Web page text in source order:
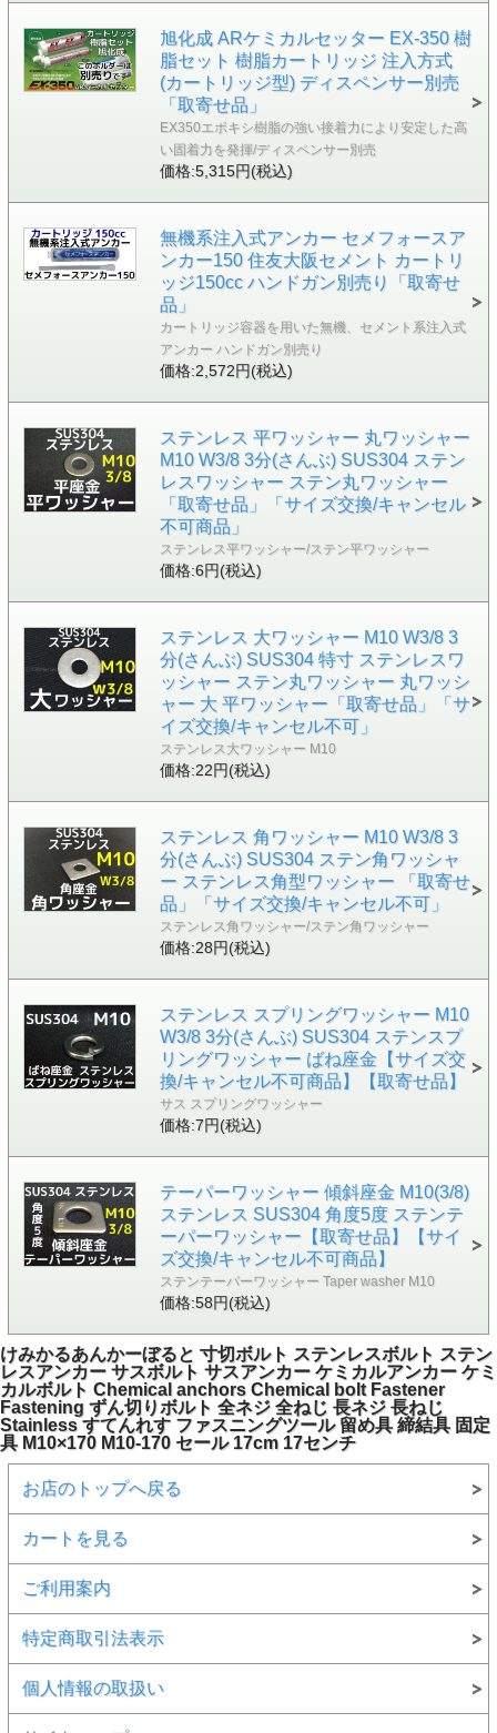
旭化成 ARケミカルセッター EX-350 樹
脂セット 樹脂カートリッジ 注入方式
(カートリッジ型) ディスペンサー別売
「取寄せ品」
EX350エポキシ樹脂の強い接着力により安定した高
い固着力を発揮/ディスペンサー別売
価格:5,315円(税込)
無機系注入式アンカー セメフォースア
ンカー150 住友大阪セメント カートリ
ッジ150cc ハンドガン別売り「取寄せ
品」
カートリッジ容器を用いた無機、セメント系注入式
アンカー ハンドガン別売り
価格:2,572円(税込)
ステンレス 平ワッシャー 丸ワッシャー
M10 W3/8 3分(さんぶ) SUS304 ステン
レスワッシャー ステン丸ワッシャー
「取寄せ品」「サイズ交換/キャンセル
不可商品」
ステンレス平ワッシャー/ステン平ワッシャー
価格:6円(税込)
ステンレス 大ワッシャー M10 W3/8 3
分(さんぶ) SUS304 特寸 ステンレスワ
ッシャー ステン丸ワッシャー 丸ワッシ
ャー 大 平ワッシャー「取寄せ品」「サ
イズ交換/キャンセル不可」
ステンレス大ワッシャー M10
価格:22円(税込)
ステンレス 角ワッシャー M10 W3/8 3
分(さんぶ) SUS304 ステン角ワッシャ
ー ステンレス角型ワッシャー 「取寄せ
品」「サイズ交換/キャンセル不可」
ステンレス角ワッシャー/ステン角ワッシャー
価格:28円(税込)
ステンレス スプリングワッシャー M10
W3/8 3分(さんぶ) SUS304 ステンスプ
リングワッシャー ばね座金【サイズ交
換/キャンセル不可商品】【取寄せ品】
サス スプリングワッシャー
価格:7円(税込)
テーパーワッシャー 傾斜座金 M10(3/8)
ステンレス SUS304 角度5度 ステンテ
ーパーワッシャー【取寄せ品】【サイ
ズ交換/キャンセル不可商品】
ステンテーパーワッシャー Taper washer M10
価格:58円(税込)
けみかるあんかーぼると 寸切ボルト ステンレスボルト ステン
レスアンカー サスボルト サスアンカー ケミカルアンカー ケミ
カルボルト Chemical anchors Chemical bolt Fastener
Fastening ずん切りボルト 全ネジ 全ねじ 長ネジ 長ねじ
Stainless すてんれす ファスニングツール 留め具 締結具 固定
具 M10×170 M10-170 セール 17cm 17センチ
お店のトップへ戻る
カートを見る
ご利用案内
特定商取引法表示
個人情報の取扱い